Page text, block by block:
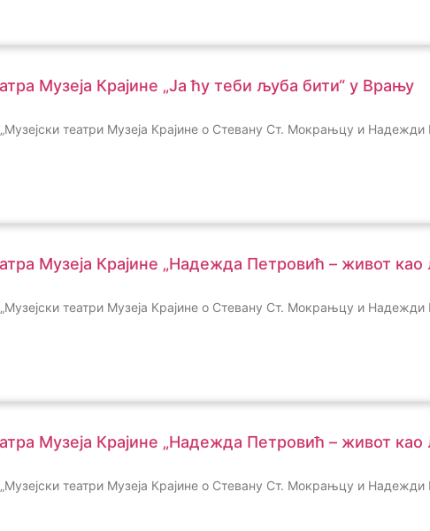
Музеја Крајине „Ја ћу теби љуба бити“ у Врању
театри Музеја Крајине о Стевану Ст. Мокрањцу и
Музеја Крајине „Надежда Петровић – живот
театри Музеја Крајине о Стевану Ст. Мокрањцу и
Музеја Крајине „Надежда Петровић – живот
театри Музеја Крајине о Стевану Ст. Мокрањцу и